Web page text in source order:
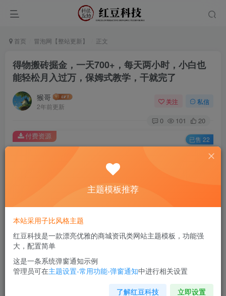
首页 冒泡网【整站更新】 正文
得物搬砖掘金，一天700+，每天两小时，小白也
能轻松月入过万，保姆式教学，干就完了
猴哥
2年前更新
关注 私信
0 101 20
此内容为付费资源，请付费后查看
￥9.9
您当前未登录！建议登陆后购买，可保存购买订单
付费资源 已售 22
得物搬砖掘金，一天700+，每天两小时，小白也能轻松月入
主题模板推荐
本站采用子比风格主题
红豆科技是一款漂亮优雅的商城资讯类网站主题模板，功能强
大，配置简单
这是一条系统弹窗通知示例
管理员可在主题设置-常用功能-弹窗通知中进行相关设置
了解红豆科技 立即设置